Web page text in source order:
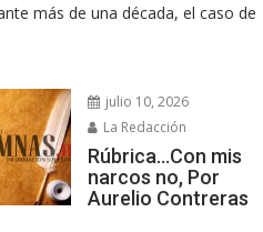
más de una década, el caso de
julio 10, 2026
La Redacción
Rúbrica…Con mis
narcos no, Por
Aurelio Contreras